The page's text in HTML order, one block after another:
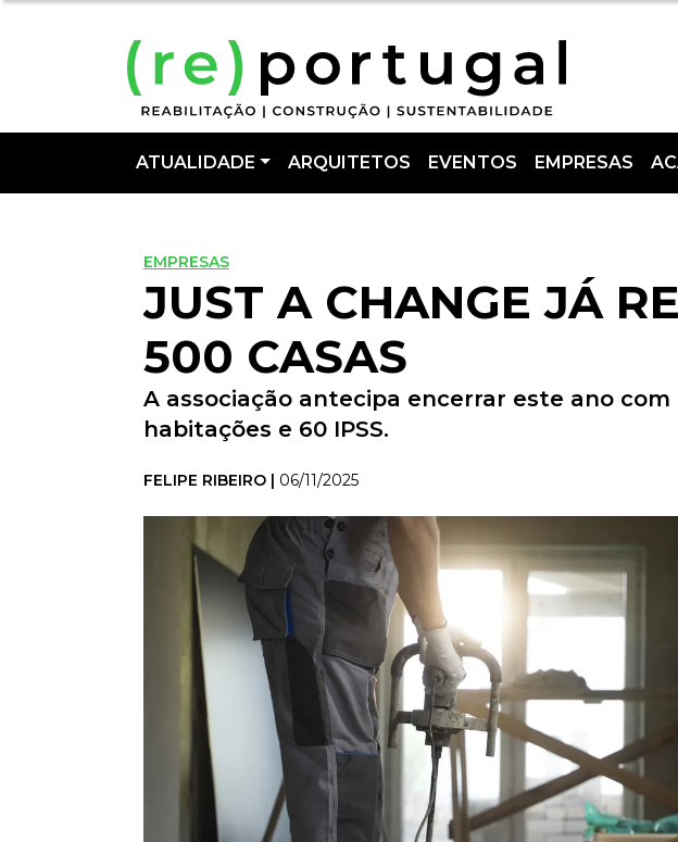
ATUALIDADE ARQUITETOS EVENTOS EMPRESAS
EMPRESAS
JUST A CHANGE JÁ
500 CASAS
A associação antecipa encerrar este ano com
habitações e 60 IPSS.
FELIPE RIBEIRO | 06/11/2025